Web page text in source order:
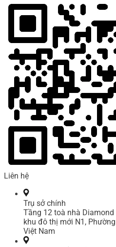
Liên hệ
Trụ sở chính
Tầng 12 toà nhà Diamond
khu đô thị mới N1,
Việt Nam